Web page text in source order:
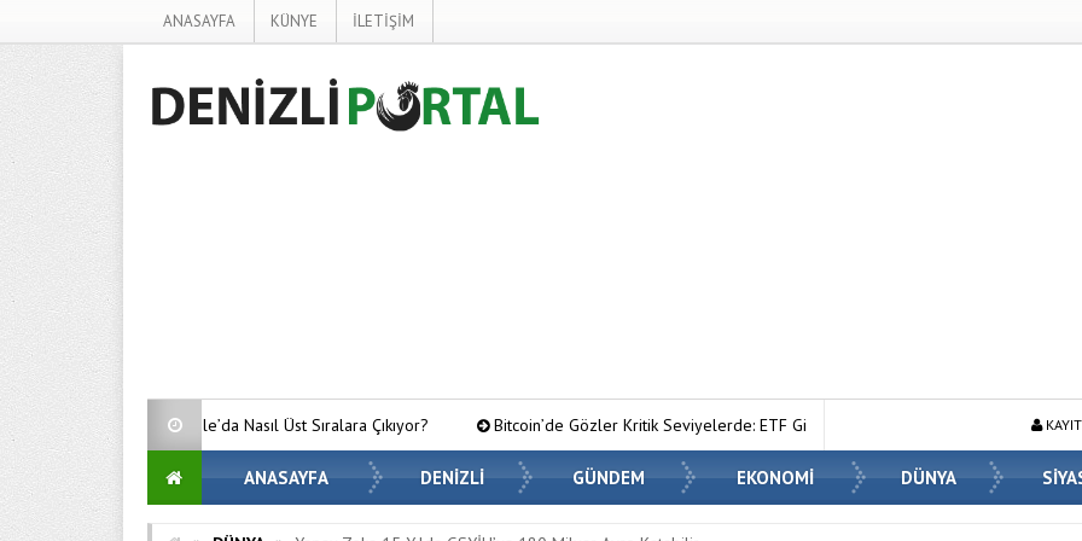
ANASAYFA KÜNYE İLETİŞİM
Nasıl Üst Sıralara Çıkıyor? Bitcoin’de Gözler Kritik Seviyelerde: ETF Girişleri ve Makro Riskler Fiyatı Nasıl Etkiliyor? Ahmet
ANASAYFA DENİZLİ GÜNDEM EKONOMİ DÜNYA